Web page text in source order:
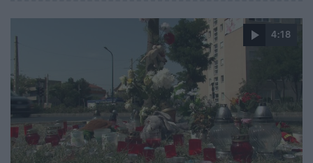
többen személyesen is ismerték a kisfiút, akit múlt
szombat este vesztette életét egy tragikus balesetben. A
szertartás végén Mága Zoltán hegedült a gyászoló
tömegnek.
4:18